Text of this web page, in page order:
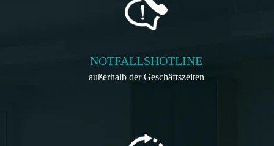
NOTFALLSHOTLINE
außerhalb der Geschäftszeiten